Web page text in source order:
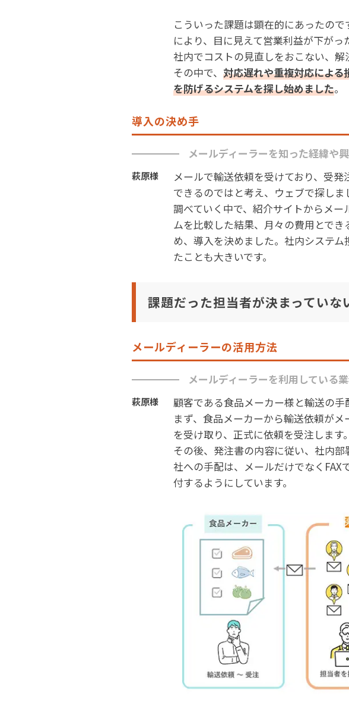
こういった課題は顕在的にあったの
により、目に見えて営業利益が下がっ
社内でコストの見直しをおこない、解
その中で、 対応遅れや重複対応によ
を防げるシステムを探し始めました。
導入の決め手
メールディーラーを知った経緯や
萩原様
メールで輸送依頼を受けており、受
できるのではと考え、ウェブで探しま
調べていく中で、紹介サイトからメ
ムを比較した結果、月々の費用とで
め、導入を決めました。社内システ
たことも大きいです。
課題だった担当者が決まっていな
メールディーラーの活用方法
メールディーラーを利用している
萩原様
顧客である食品メーカー様と輸送の手
まず、食品メーカーから輸送依頼が
を受け取り、正式に依頼を受注します。
その後、発注書の内容に従い、社内
社への手配は、メールだけでなく
付するようにしています。